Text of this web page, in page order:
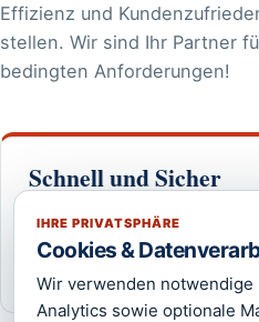
Effizienz und
stellen. Wir sind Ihr Partner
bedingten Anforderungen!
Schnell und Sicher
Schnelle und sichere Gas-
Professionalität und
IHRE PRIVATSPHÄRE
Cookies &
Wir verwenden notwendige
Analytics sowie optionale